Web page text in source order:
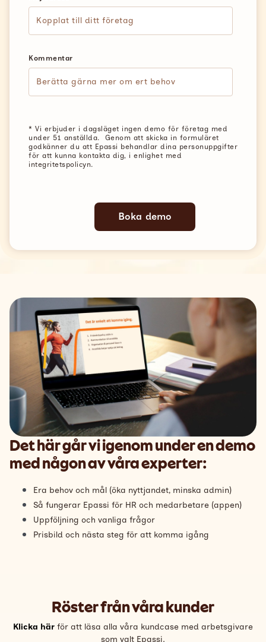
Kommentar
* Vi erbjuder i dagsläget ingen demo för företag med
under 51 anställda. Genom att skicka in formuläret
godkänner du att Epassi behandlar dina personuppgifter
för att kunna kontakta dig, i enlighet med
integritetspolicyn.
Det här går vi igenom under en demo
med någon av våra experter:
Era behov och mål (öka nyttjandet, minska admin)
Så fungerar Epassi för HR och medarbetare (appen)
Uppföljning och vanliga frågor
Prisbild och nästa steg för att komma igång
Röster från våra kunder
Klicka här för att läsa alla våra kundcase med arbetsgivare
som valt Epassi.